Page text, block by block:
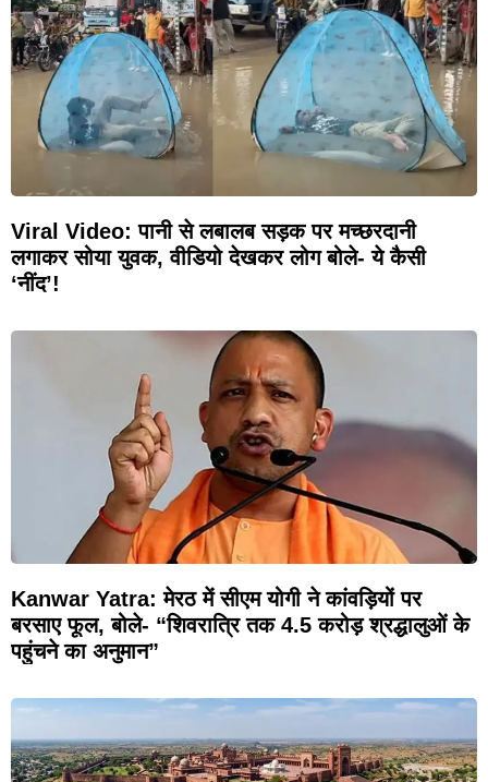
Viral Video: पानी से लबालब सड़क पर मच्छरदानी
लगाकर सोया युवक, वीडियो देखकर लोग बोले- ये कैसी
‘नींद’!
Kanwar Yatra: मेरठ में सीएम योगी ने कांवड़ियों पर
बरसाए फूल, बोले- “शिवरात्रि तक 4.5 करोड़ श्रद्धालुओं के
पहुंचने का अनुमान”